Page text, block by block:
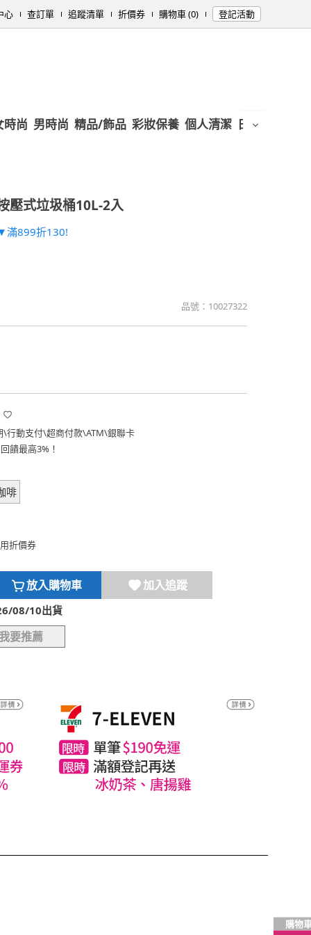
心 查訂單 追蹤清單 折價券 購物車 (0) 登記活動
時尚 男時尚 精品/飾品 彩妝保養 個人清潔 日用/紙品
壓式垃圾桶10L-2入
滿899折130!
品號： 10027322
\行動支付\超商付款\ATM\銀聯卡
饋最高3%！
啡
折價券
放入購物車 加入追蹤
08/10出貨
要推薦
購物